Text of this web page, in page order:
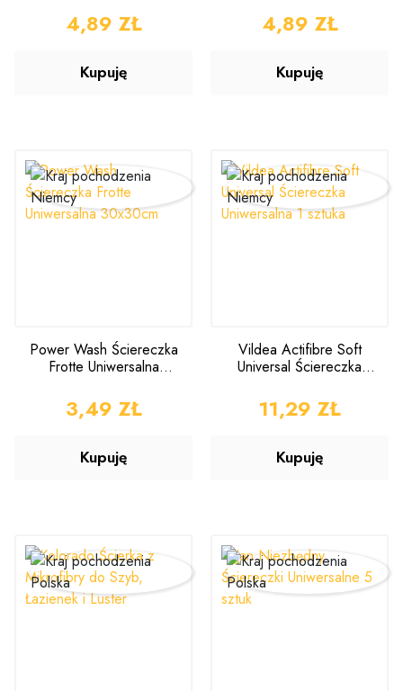
CENA
4,89 ZŁ
Kupuję
CENA
4,89 ZŁ
Kupuję
Power Wash Ściereczka
Frotte Uniwersalna
CENA
3,49 ZŁ
Kupuję
Vildea Actifibre Soft
Universal Ściereczka
CENA
11,29 ZŁ
Kupuję